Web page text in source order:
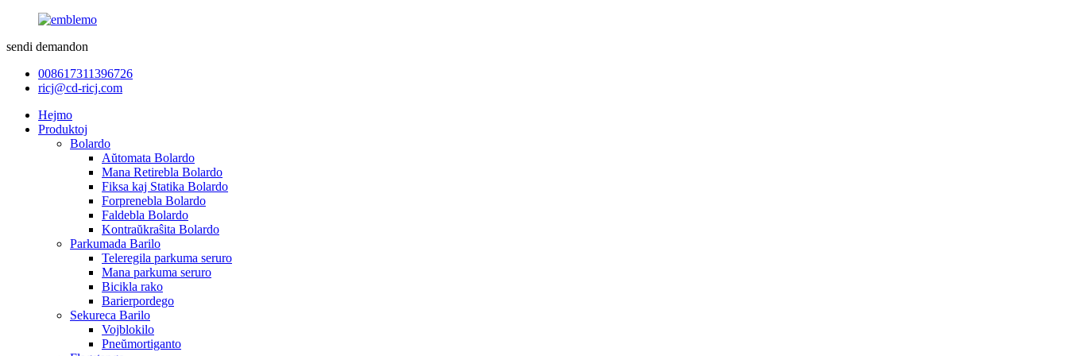
sendi demandon
008617311396726
ricj@cd-ricj.com
Hejmo
Produktoj
Bolardo
Aŭtomata Bolardo
Mana Retirebla Bolardo
Fiksa kaj Statika Bolardo
Forprenebla Bolardo
Faldebla Bolardo
Kontraŭkraŝita Bolardo
Parkumada Barilo
Teleregila parkuma seruro
Mana parkuma seruro
Bicikla rako
Barierpordego
Sekureca Barilo
Vojblokilo
Pneŭmortiganto